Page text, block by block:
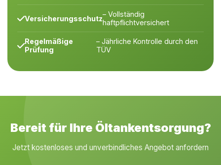
Versicherungsschutz– Vollständig
haftpflichtversichert
Regelmäßige
Prüfung
– Jährliche Kontrolle durch den
TÜV
Bereit für Ihre Öltankentsorgung?
Jetzt kostenloses und unverbindliches Angebot anfordern